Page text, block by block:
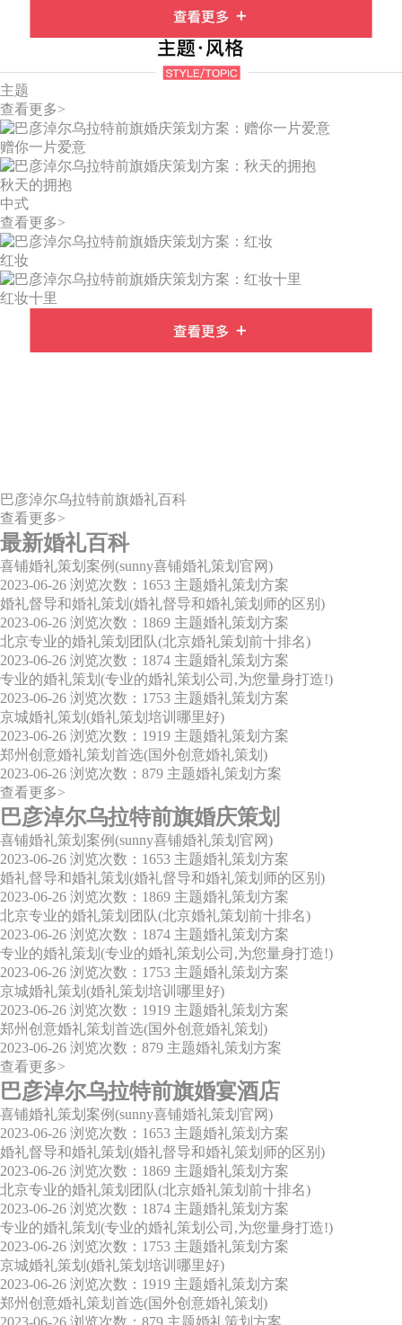
主题
查看更多>
赠你一片爱意
秋天的拥抱
中式
查看更多>
红妆
红妆十里
巴彦淖尔乌拉特前旗婚礼百科
查看更多>
最新婚礼百科
喜铺婚礼策划案例(sunny喜铺婚礼策划官网)
2023-06-26 浏览次数：1653 主题婚礼策划方案
婚礼督导和婚礼策划(婚礼督导和婚礼策划师的区别)
2023-06-26 浏览次数：1869 主题婚礼策划方案
北京专业的婚礼策划团队(北京婚礼策划前十排名)
2023-06-26 浏览次数：1874 主题婚礼策划方案
专业的婚礼策划(专业的婚礼策划公司,为您量身打造!)
2023-06-26 浏览次数：1753 主题婚礼策划方案
京城婚礼策划(婚礼策划培训哪里好)
2023-06-26 浏览次数：1919 主题婚礼策划方案
郑州创意婚礼策划首选(国外创意婚礼策划)
2023-06-26 浏览次数：879 主题婚礼策划方案
查看更多>
巴彦淖尔乌拉特前旗婚庆策划
喜铺婚礼策划案例(sunny喜铺婚礼策划官网)
2023-06-26 浏览次数：1653 主题婚礼策划方案
婚礼督导和婚礼策划(婚礼督导和婚礼策划师的区别)
2023-06-26 浏览次数：1869 主题婚礼策划方案
北京专业的婚礼策划团队(北京婚礼策划前十排名)
2023-06-26 浏览次数：1874 主题婚礼策划方案
专业的婚礼策划(专业的婚礼策划公司,为您量身打造!)
2023-06-26 浏览次数：1753 主题婚礼策划方案
京城婚礼策划(婚礼策划培训哪里好)
2023-06-26 浏览次数：1919 主题婚礼策划方案
郑州创意婚礼策划首选(国外创意婚礼策划)
2023-06-26 浏览次数：879 主题婚礼策划方案
查看更多>
巴彦淖尔乌拉特前旗婚宴酒店
喜铺婚礼策划案例(sunny喜铺婚礼策划官网)
2023-06-26 浏览次数：1653 主题婚礼策划方案
婚礼督导和婚礼策划(婚礼督导和婚礼策划师的区别)
2023-06-26 浏览次数：1869 主题婚礼策划方案
北京专业的婚礼策划团队(北京婚礼策划前十排名)
2023-06-26 浏览次数：1874 主题婚礼策划方案
专业的婚礼策划(专业的婚礼策划公司,为您量身打造!)
2023-06-26 浏览次数：1753 主题婚礼策划方案
京城婚礼策划(婚礼策划培训哪里好)
2023-06-26 浏览次数：1919 主题婚礼策划方案
郑州创意婚礼策划首选(国外创意婚礼策划)